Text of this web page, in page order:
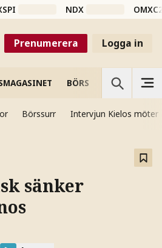
NDX
Prenumerera Logga in
BÖRS VETENSKAP
Börssurr Intervjun Kielos möter
sänker